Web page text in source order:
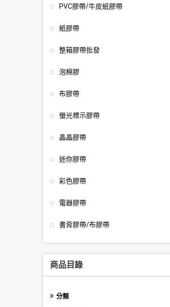
PVC膠帶/牛皮紙膠帶
紙膠帶
整箱膠帶批發
泡棉膠
布膠帶
螢光標示膠帶
晶晶膠帶
迷你膠帶
彩色膠帶
電器膠帶
書背膠帶/布膠帶
商品目錄
分類